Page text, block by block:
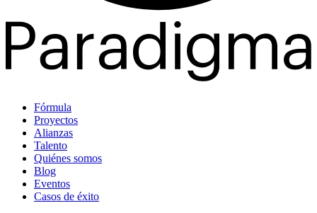
Fórmula
Proyectos
Alianzas
Talento
Quiénes somos
Blog
Eventos
Casos de éxito